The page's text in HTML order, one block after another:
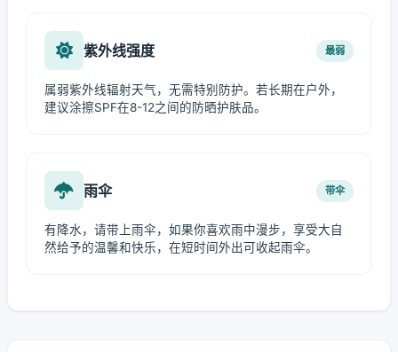
紫外线强度 最弱
属弱紫外线辐射天气，无需特别防护。若长期在户外，
建议涂擦SPF在8-12之间的防晒护肤品。
雨伞 带伞
有降水，请带上雨伞，如果你喜欢雨中漫步，享受大自
然给予的温馨和快乐，在短时间外出可收起雨伞。